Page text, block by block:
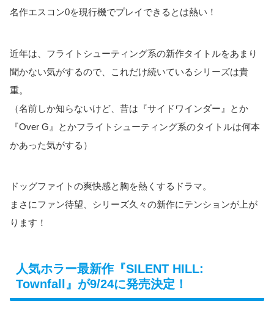
名作エスコン0を現行機でプレイできるとは熱い！
近年は、フライトシューティング系の新作タイトルをあまり
聞かない気がするので、これだけ続いているシリーズは貴
重。
（名前しか知らないけど、昔は『サイドワインダー』とか
『Over G』とかフライトシューティング系のタイトルは何本
かあった気がする）
ドッグファイトの爽快感と胸を熱くするドラマ。
まさにファン待望、シリーズ久々の新作にテンションが上が
ります！
人気ホラー最新作『SILENT HILL:
Townfall』が9/24に発売決定！